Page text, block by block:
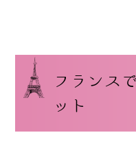
フランス
ット